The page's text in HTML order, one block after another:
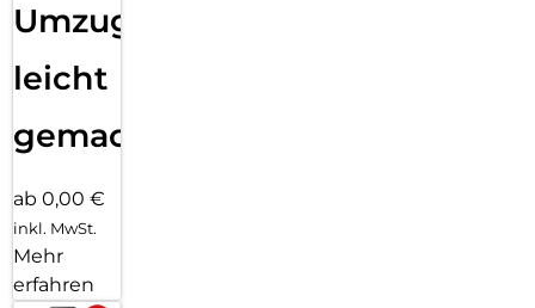
Umzug
leicht
gemacht!
ab 0,00 €
inkl. MwSt.
Mehr
erfahren